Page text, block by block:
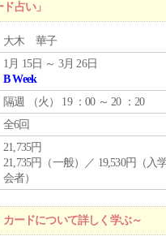
占い」
大木 華子
1月 15日 ～ 3月 26日
B Week
隔週 （火 ） 19 ：00 ～ 20 ：20
全6回
21,735円
21,735円（一般）／ 19,530円（入
会者）
ードについて詳しく学ぶ～